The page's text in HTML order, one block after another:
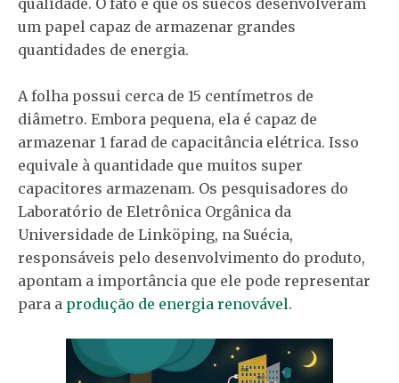
qualidade. O fato é que os suecos desenvolveram
um papel capaz de armazenar grandes
quantidades de energia.
A folha possui cerca de 15 centímetros de
diâmetro. Embora pequena, ela é capaz de
armazenar 1 farad de capacitância elétrica. Isso
equivale à quantidade que muitos super
capacitores armazenam. Os pesquisadores do
Laboratório de Eletrônica Orgânica da
Universidade de Linköping, na Suécia,
responsáveis pelo desenvolvimento do produto,
apontam a importância que ele pode representar
para a produção de energia renovável.